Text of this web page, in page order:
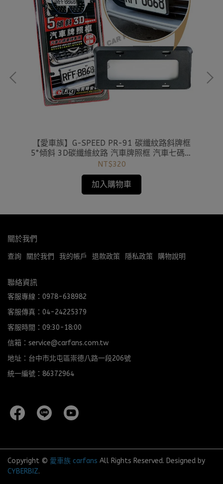
【愛車族】G-SPEED PR-91 碳纖紋路斜牌框
5°傾斜 3D碳纖維紋路 汽車牌照框 汽車七碼車
牌專用 新eTag單入裝
NT$320
加入購物車
關於我們
查詢 關於我們 我的帳戶 退款政策 隱私政策 購物說明
聯絡資訊
客服專線：0978-638982
客服傳真：04-24225379
客服時間：09:30-18:00
信箱：service@carfans.com.tw
地址：台中市北屯區崇德八路一段206號
統一編號：86372964
Copyright © 愛車族 carfans All Rights Reserved. Designed by
CYBERBIZ.